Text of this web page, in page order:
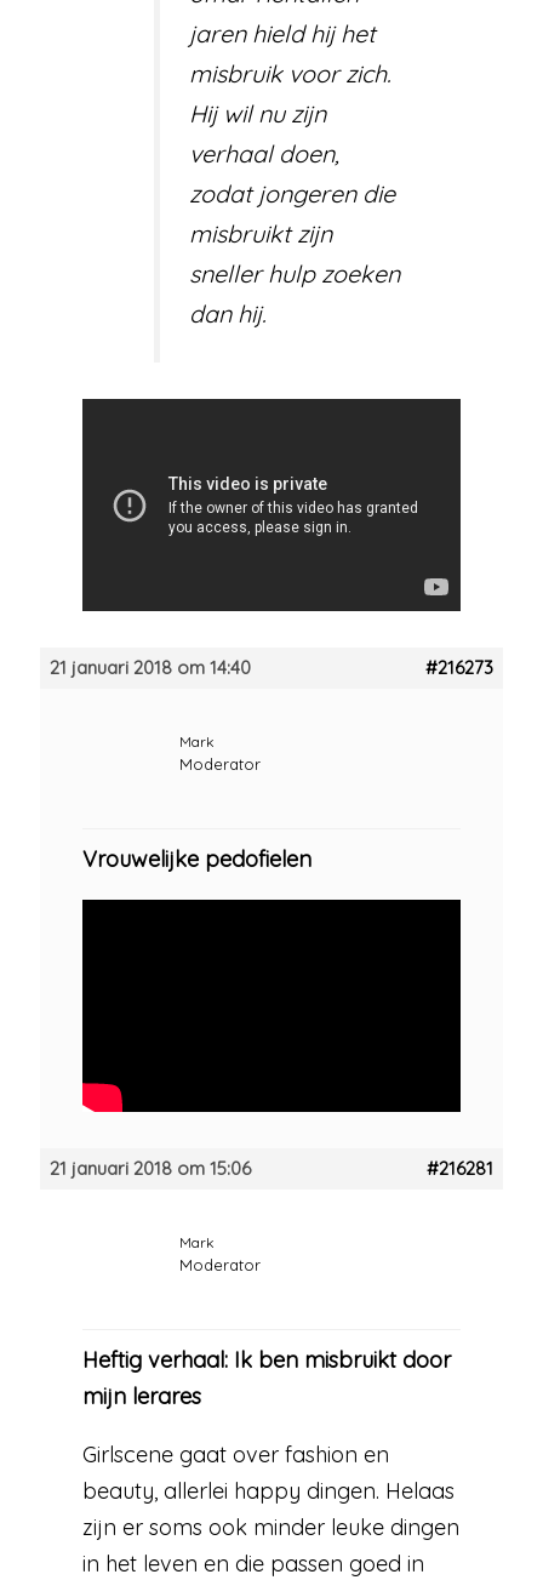
jaren hield hij het
misbruik voor zich.
Hij wil nu zijn
verhaal doen,
zodat jongeren die
misbruikt zijn
sneller hulp zoeken
dan hij.
21 januari 2018 om 14:40 #216273
Mark
Moderator
Vrouwelijke pedofielen
21 januari 2018 om 15:06 #216281
Mark
Moderator
Heftig verhaal: Ik ben misbruikt door
mijn lerares
Girlscene gaat over fashion en
beauty, allerlei happy dingen. Helaas
zijn er soms ook minder leuke dingen
in het leven en die passen goed in